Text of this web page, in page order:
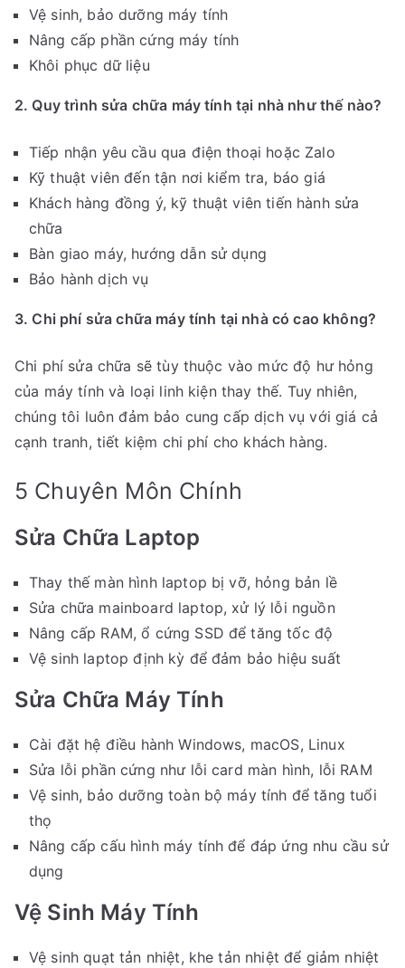
Vệ sinh, bảo dưỡng máy tính
Nâng cấp phần cứng máy tính
Khôi phục dữ liệu
2. Quy trình sửa chữa máy tính tại nhà như thế nào?
Tiếp nhận yêu cầu qua điện thoại hoặc Zalo
Kỹ thuật viên đến tận nơi kiểm tra, báo giá
Khách hàng đồng ý, kỹ thuật viên tiến hành sửa
chữa
Bàn giao máy, hướng dẫn sử dụng
Bảo hành dịch vụ
3. Chi phí sửa chữa máy tính tại nhà có cao không?
Chi phí sửa chữa sẽ tùy thuộc vào mức độ hư hỏng
của máy tính và loại linh kiện thay thế. Tuy nhiên,
chúng tôi luôn đảm bảo cung cấp dịch vụ với giá cả
cạnh tranh, tiết kiệm chi phí cho khách hàng.
5 Chuyên Môn Chính
Sửa Chữa Laptop
Thay thế màn hình laptop bị vỡ, hỏng bản lề
Sửa chữa mainboard laptop, xử lý lỗi nguồn
Nâng cấp RAM, ổ cứng SSD để tăng tốc độ
Vệ sinh laptop định kỳ để đảm bảo hiệu suất
Sửa Chữa Máy Tính
Cài đặt hệ điều hành Windows, macOS, Linux
Sửa lỗi phần cứng như lỗi card màn hình, lỗi RAM
Vệ sinh, bảo dưỡng toàn bộ máy tính để tăng tuổi
thọ
Nâng cấp cấu hình máy tính để đáp ứng nhu cầu sử
dụng
Vệ Sinh Máy Tính
Vệ sinh quạt tản nhiệt, khe tản nhiệt để giảm nhiệt